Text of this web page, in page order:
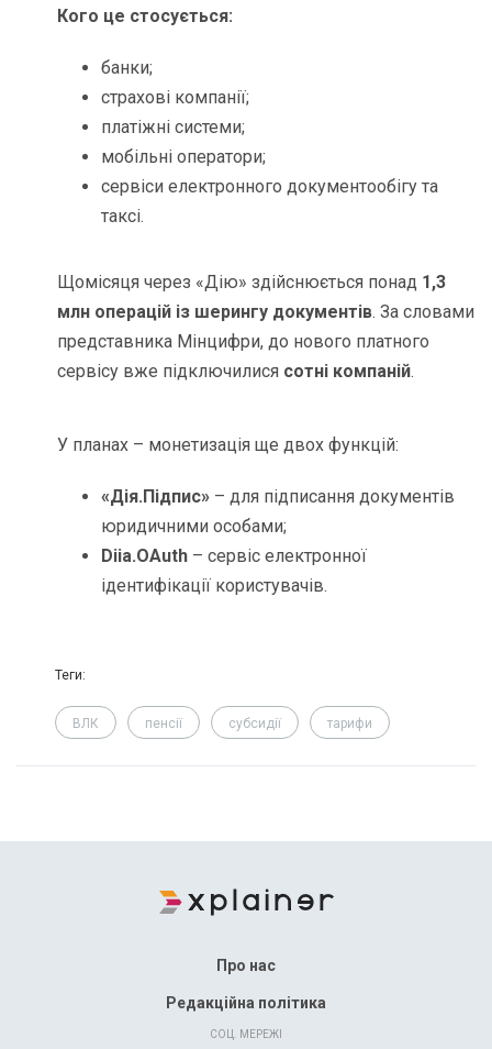
Кого це стосується:
банки;
страхові компанії;
платіжні системи;
мобільні оператори;
сервіси електронного документообігу та
таксі.
Щомісяця через «Дію» здійснюється понад 1,3
млн операцій із шерингу документів. За словами
представника Мінцифри, до нового платного
сервісу вже підключилися сотні компаній.
У планах – монетизація ще двох функцій:
«Дія.Підпис» – для підписання документів
юридичними особами;
Diia.OAuth – сервіс електронної
ідентифікації користувачів.
Теги:
ВЛК пенсії субсидії тарифи
Про нас
Редакційна політика
СОЦ. МЕРЕЖІ